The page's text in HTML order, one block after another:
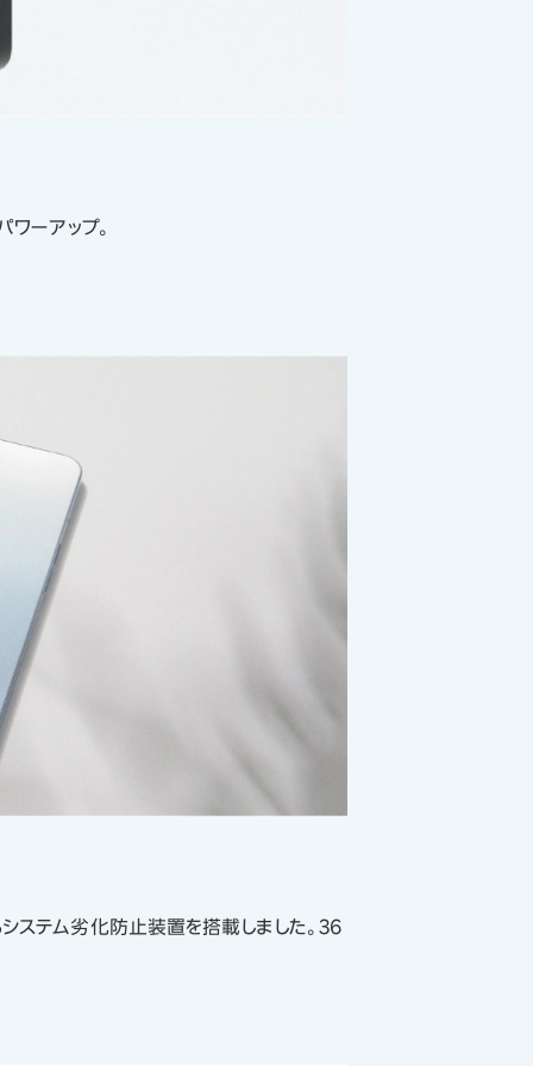
ーアップ。
ステム劣化防止装置を搭載しました。36